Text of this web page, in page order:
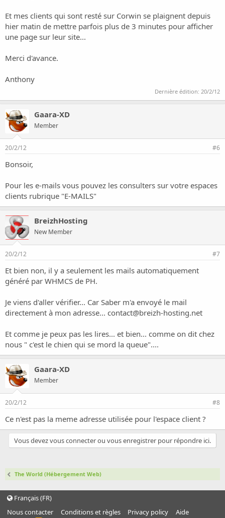
Et mes clients qui sont resté sur Corwin se plaignent depuis
hier matin de mettre parfois plus de 3 minutes pour afficher
une page sur leur site...
Merci d'avance.
Anthony
Dernière édition: 20/2/12
Gaara-XD
Member
20/2/12 #6
Bonsoir,
Pour les e-mails vous pouvez les consulters sur votre espaces
clients rubrique "E-MAILS"
BreizhHosting
New Member
20/2/12 #7
Et bien non, il y a seulement les mails automatiquement
généré par WHMCS de PH.
Je viens d'aller vérifier... Car Saber m'a envoyé le mail
directement à mon adresse... contact@breizh-hosting.net
Et comme je peux pas les lires... et bien... comme on dit chez
nous " c'est le chien qui se mord la queue"....
Gaara-XD
Member
20/2/12 #8
Ce n'est pas la meme adresse utilisée pour l'espace client ?
Vous devez vous connecter ou vous enregistrer pour répondre ici.
The World (Hébergement Web)
Français (FR)
Nous contacter
Conditions et règles Privacy policy
Aide